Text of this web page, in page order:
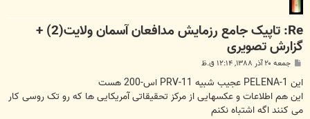
Re: تاپیک جامع رزمایش مدافعان آسمان ولايت(2) +
گزارش تصویری
ت
جمعه ۲۰ آذر ۱۳۸۸, ۱۲:۱۴ ق.ظ
این PELENA-1 عجیب شبیه PRV-11 اس-200 هست
این هم اطلاعات و عکسهایی از مرکز تحقیقاتی آمریکایی ها که رو تک روسی کار
می کنند اگه اشتباه نکنم